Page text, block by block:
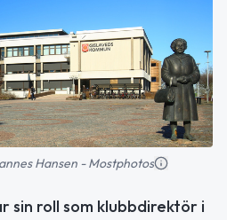
Hansen - Mostphotos
sin roll som klubbdirektör i